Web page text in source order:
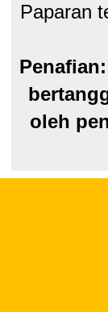
Paparan
oleh